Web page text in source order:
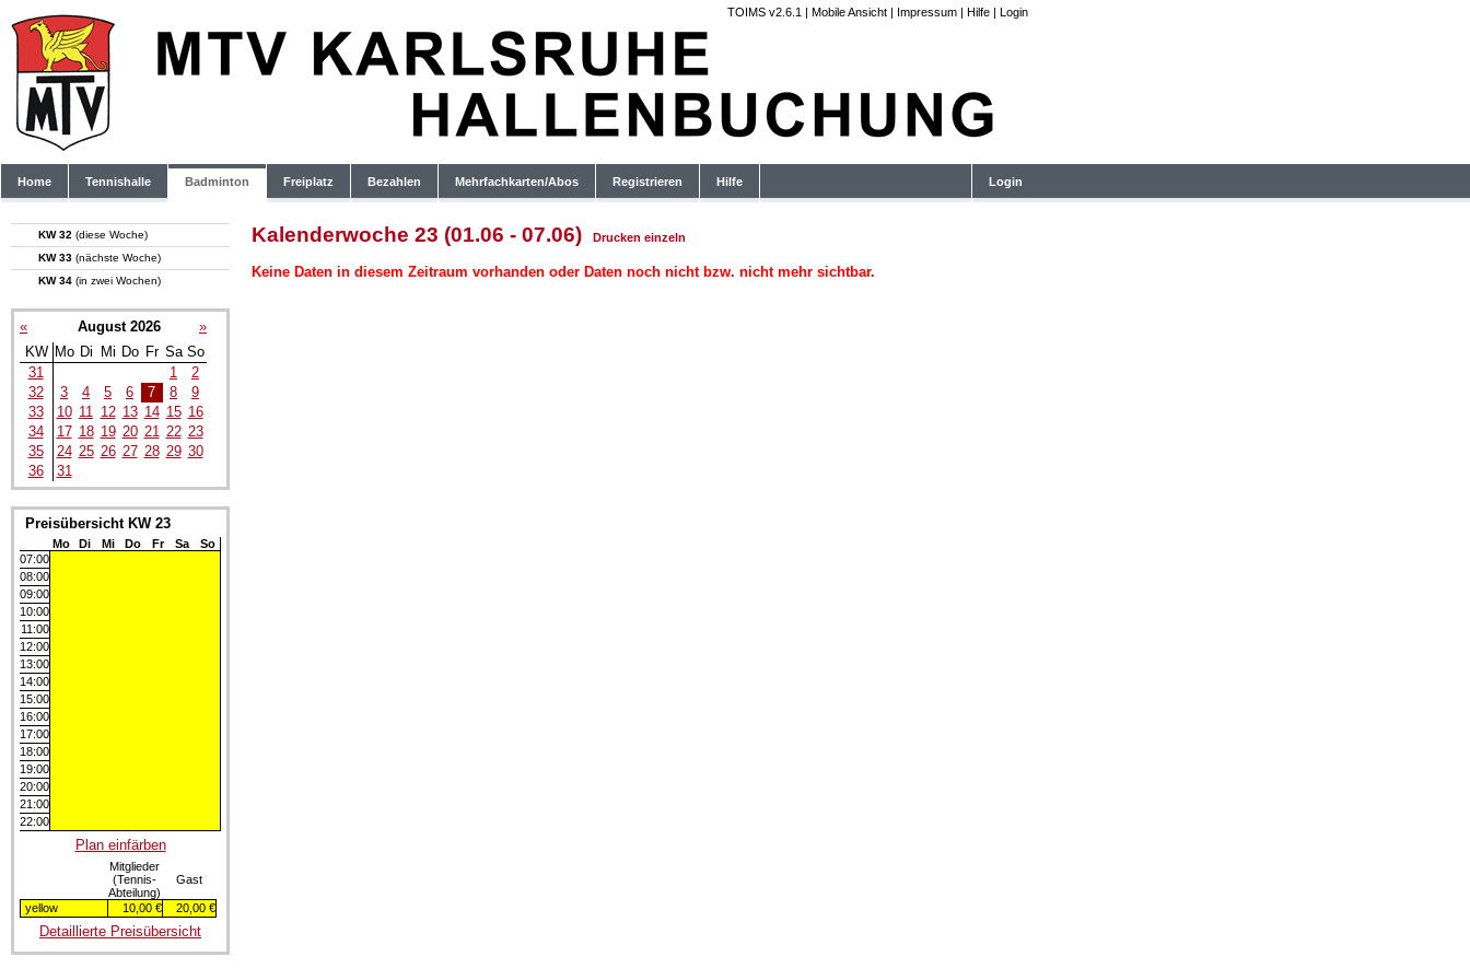
TOIMS v2.6.1 | Mobile Ansicht | Impressum | Hilfe | Login
Home Tennishalle Badminton Freiplatz Bezahlen Mehrfachkarten/Abos Registrieren Hilfe Login
KW 32 (diese Woche)
KW 33 (nächste Woche)
KW 34 (in zwei Wochen)
« August 2026
»
KW Mo Di Mi Do Fr Sa So
31
1
2
32
3 4 5 6 7 8
9
33
10 11 12 13 14 15 16
34
17 18 19 20 21 22 23
35
24 25 26 27 28 29 30
36
31
Preisübersicht KW 23
Mo Di Mi Do Fr Sa
So
07:00
08:00
09:00
10:00
11:00
12:00
13:00
14:00
15:00
16:00
17:00
18:00
19:00
20:00
21:00
22:00
Plan einfärben
Mitglieder
(Tennis-
Abteilung)
Gast
yellow 10,00 € 20,00 €
Detaillierte Preisübersicht
Kalenderwoche 23 (01.06 - 07.06) Drucken einzeln
Keine Daten in diesem Zeitraum vorhanden oder Daten noch nicht bzw. nicht mehr sichtbar.